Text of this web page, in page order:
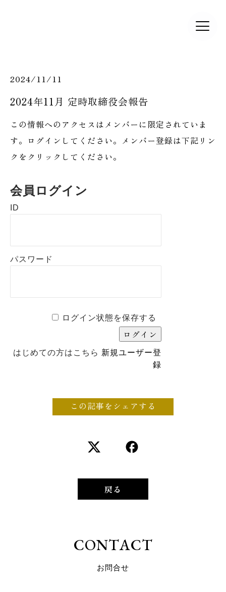
2024/11/11
2024年11月 定時取締役会報告
この情報へのアクセスはメンバーに限定されていま
す。ログインしてください。メンバー登録は下記リン
クをクリックしてください。
会員ログイン
ID
パスワード
ログイン状態を保存する
はじめての方はこちら 新規ユーザー登
録
この記事をシェアする
戻る
CONTACT
お問合せ